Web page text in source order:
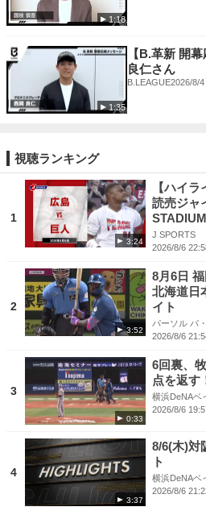
1:18
1:35
【B.革新 開
良仁さん
B.LEAGUE2026/8/4
視聴ランキング
1
3:24
【ハイ
読売ジャ
J SPORTS
2026/8/6
2
3:52
8月6日
北海道日
イト
パーソル パ
2026/8/6
3
0:33
6回裏、
点を返す
横浜DeNAベ
2026/8/6
4
3:37
8/6(木)対
ト
横浜DeNAベ
2026/8/6